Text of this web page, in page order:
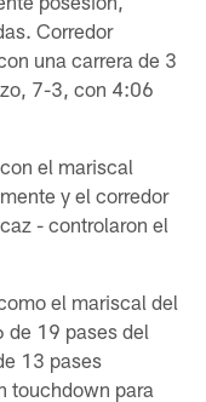
Corredor
una carrera de 3
7-3, con 4:06
el mariscal
y el corredor
- controlaron el
el mariscal del
de 19 pases del
13 pases
touchdown para